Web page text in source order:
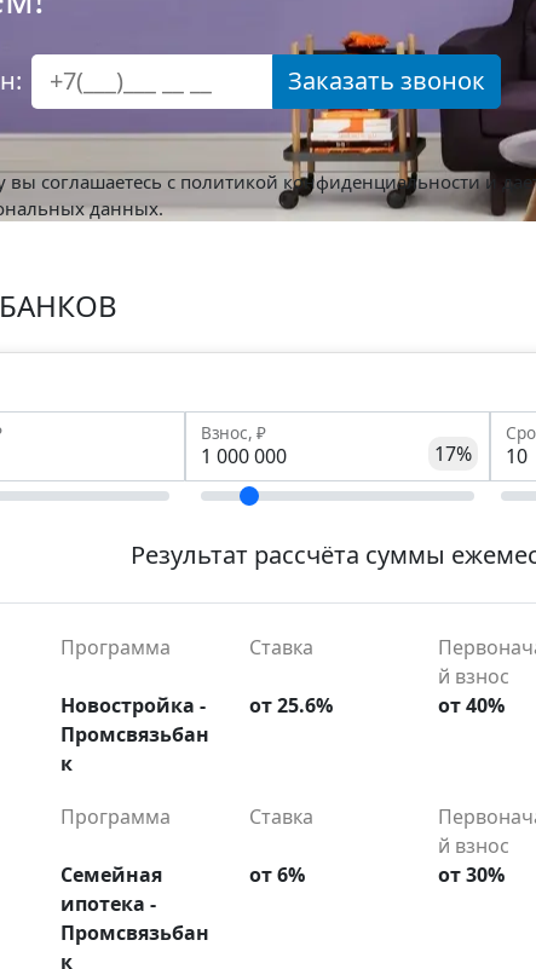
Заказать звонок
соглашаетесь с политикой конфиденциальностии
данных.
Взнос, ₽
17%
Результат рассчёта суммы
Программа Ставка
й взнос
Новостройка -
Промсвязьбан
к
от 25.6% от 40%
Программа Ставка
й взнос
Семейная
ипотека -
Промсвязьбан
к
от 6% от 30%